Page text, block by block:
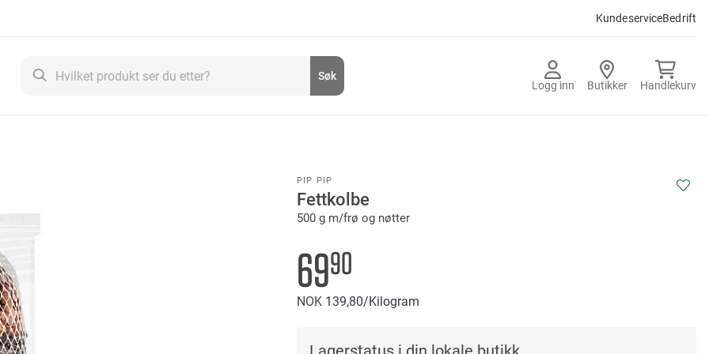
KundeserviceBedrift
Logg inn Butikker Handlekurv
Søk
PIP PIP
Fettkolbe
500 g m/frø og nøtter
6990
NOK 139 80/Kilogram